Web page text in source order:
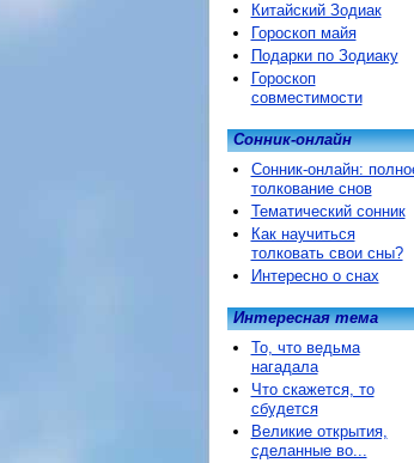
Китайский Зодиак
Гороскоп майя
Подарки по Зодиаку
Гороскоп
совместимости
Сонник-онлайн
Сонник-онлайн:
толкование снов
Тематический сонник
Как научиться
толковать свои сны?
Интересно о снах
Интересная тема
То, что ведьма
нагадала
Что скажется, то
сбудется
Великие открытия,
сделанные во...